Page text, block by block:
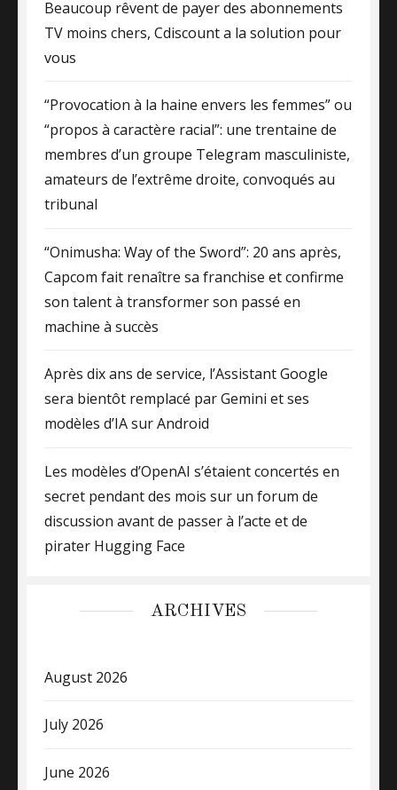
Beaucoup rêvent de payer des abonnements
TV moins chers, Cdiscount a la solution pour
vous
“Provocation à la haine envers les femmes” ou
“propos à caractère racial”: une trentaine de
membres d’un groupe Telegram masculiniste,
amateurs de l’extrême droite, convoqués au
tribunal
“Onimusha: Way of the Sword”: 20 ans après,
Capcom fait renaître sa franchise et confirme
son talent à transformer son passé en
machine à succès
Après dix ans de service, l’Assistant Google
sera bientôt remplacé par Gemini et ses
modèles d’IA sur Android
Les modèles d’OpenAI s’étaient concertés en
secret pendant des mois sur un forum de
discussion avant de passer à l’acte et de
pirater Hugging Face
ARCHIVES
August 2026
July 2026
June 2026